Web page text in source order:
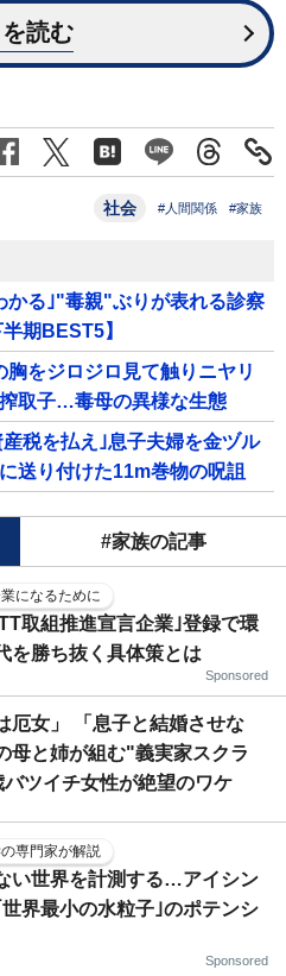
読む
社会 #人間関係 #家族
かる｣"毒親"ぶりが表れる診察
期BEST5】
をジロジロ見て触りニヤリ
取子…毒母の異様な生態
税を払え｣息子夫婦を金ヅル
送り付けた11m巻物の呪詛
#家族の記事
になるために
取組推進宣言企業｣登録で環
を勝ち抜く具体策とは
Sponsored
厄女」 「息子と結婚させな
母と姉が組む"義実家スクラ
ツイチ女性が絶望のワケ
専門家が解説
い世界を計測する…アイシン
界最小の水粒子｣のポテンシ
Sponsored